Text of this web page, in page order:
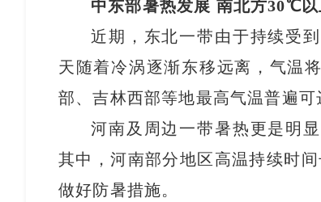
中东部暑热发展 南北方30℃
近期，东北一带由于持续受
天随着冷涡逐渐东移远离，气温
部、吉林西部等地最高气温普遍可
河南及周边一带暑热更是明
其中，河南部分地区高温持续时
做好防暑措施。